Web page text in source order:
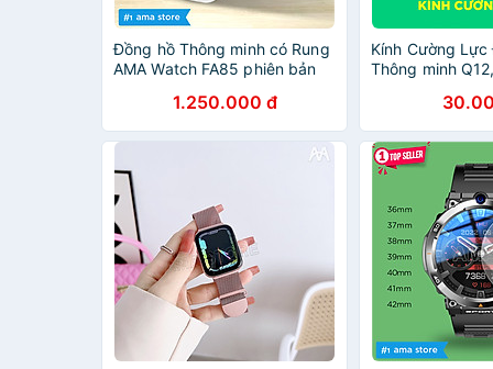
Đồng hồ Thông minh có Rung
AMA Watch FA85 phiên bản
sinh Nam Nữ Hàng nhập khẩu
1.250.000 đ
Kính Cường
Thông minh
DS60, M80,
thước 30mm x
nhập khẩu